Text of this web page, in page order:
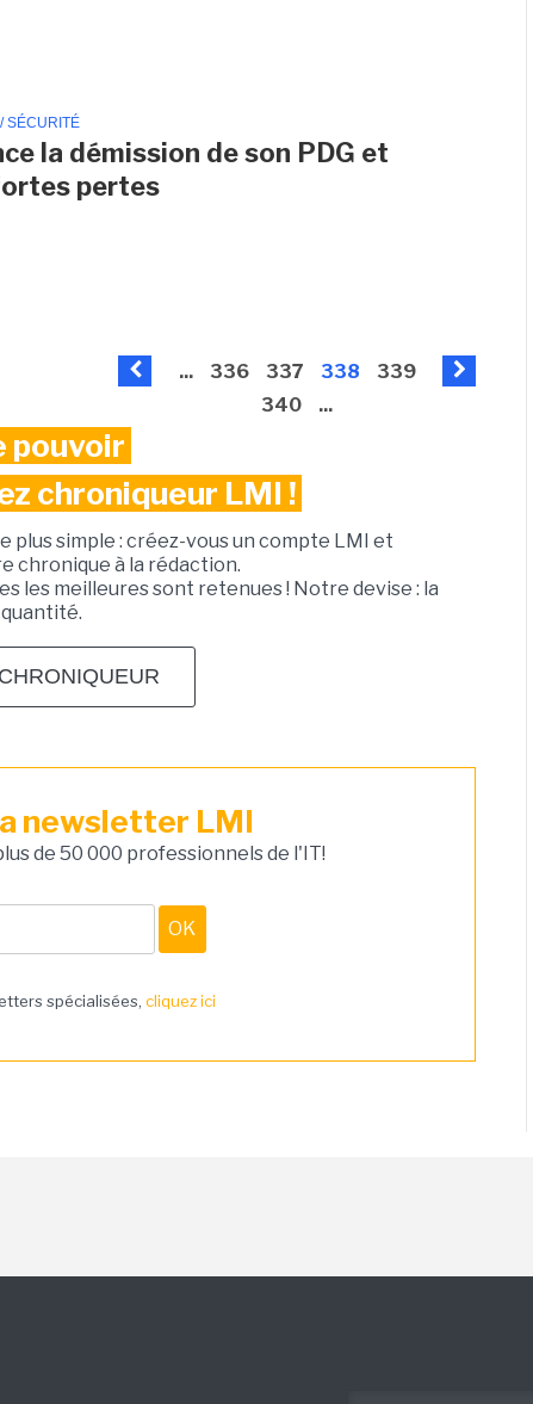
/ SÉCURITÉ
la démission de son PDG et
pertes
... 336 337 338
339
340
...
pouvoir
chroniqueur LMI !
plus simple : créez-vous un compte LMI et
chronique à la rédaction.
les meilleures sont retenues ! Notre devise : la
newsletter LMI
de 50 000 professionnels de l'IT!
spécialisées, cliquez ici